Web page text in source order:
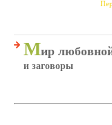
Мир
и заговоры